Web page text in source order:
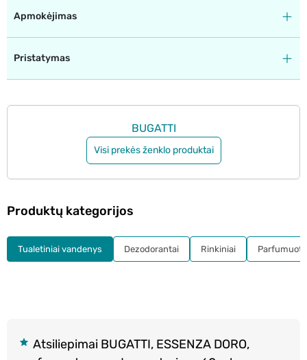
Apmokėjimas
Pristatymas
BUGATTI
Visi prekės ženklo produktai
Atsiliepimai BUGATTI, ESSENZA DORO,
Produktų kategorijos
Tualetiniai vandenys Dezodorantai Rinkiniai